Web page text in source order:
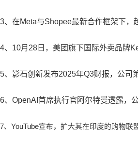
3、在Meta与Shopee最新合作框架下
4、10月28日，美团旗下国际外卖品牌
5、影石创新发布2025年Q3财报，公司
6、OpenAI首席执行官阿尔特曼透露，
7、YouTube宣布，扩大其在印度的购物